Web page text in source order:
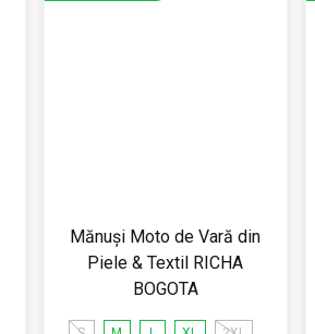
Mănuși Moto de Vară din
Piele & Textil RICHA
BOGOTA